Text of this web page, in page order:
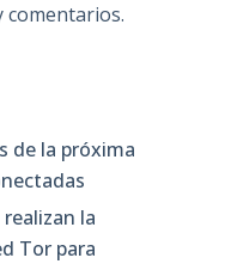
comentarios.
de la próxima
la
Tor para